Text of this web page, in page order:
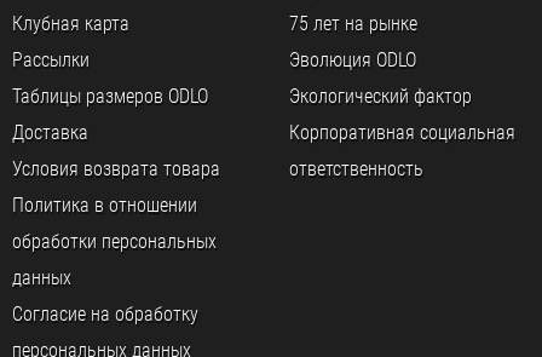
Клубная карта
Рассылки
Таблицы размеров ODLO
Доставка
Условия возврата товара
Политика в отношении
обработки персональных
данных
Согласие на обработку
персональных данных
75 лет на рынке
Эволюция ODLO
Экологический фактор
Корпоративная социальная
ответственность